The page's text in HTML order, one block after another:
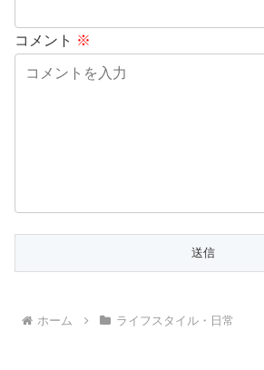
コメント ※
ホーム ライフスタイル・日常